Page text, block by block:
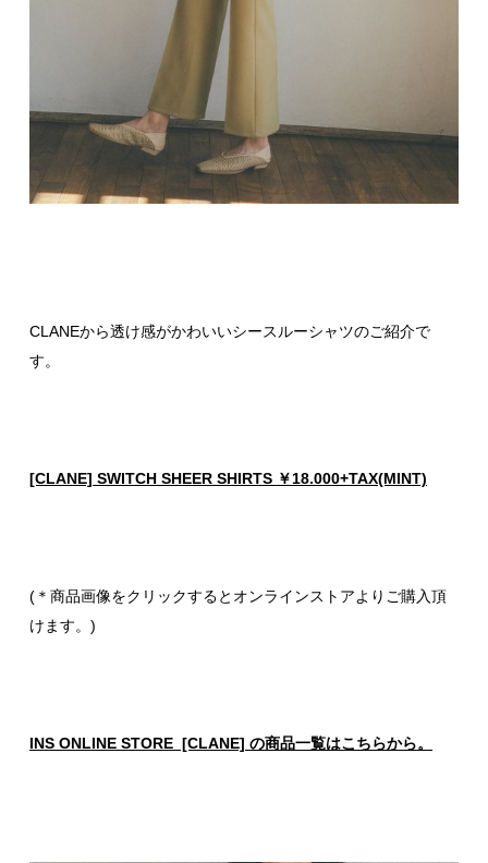
CLANEから透け感がかわいいシースルーシャツのご紹介で
す。
[CLANE] SWITCH SHEER SHIRTS ￥18.000+TAX(MINT)
(＊商品画像をクリックするとオンラインストアよりご購入頂
けます。)
INS ONLINE STORE [CLANE] の商品一覧はこちらから。